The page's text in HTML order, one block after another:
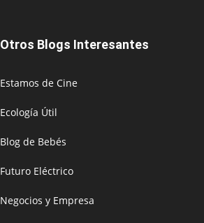
Otros Blogs Interesantes
Estamos de Cine
Ecología Útil
Blog de Bebés
Futuro Eléctrico
Negocios y Empresa